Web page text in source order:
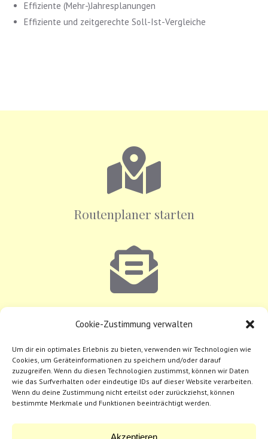
Cookie-Zustimmung verwalten
Um dir ein optimales Erlebnis zu bieten, verwenden wir Technologien wie
Cookies, um Geräteinformationen zu speichern und/oder darauf
zuzugreifen. Wenn du diesen Technologien zustimmst, können wir Daten
wie das Surfverhalten oder eindeutige IDs auf dieser Website verarbeiten.
Wenn du deine Zustimmung nicht erteilst oder zurückziehst, können
bestimmte Merkmale und Funktionen beeinträchtigt werden.
Akzeptieren
Effiziente (Mehr-)Jahresplanungen
Effiziente und zeitgerechte Soll-Ist-Vergleiche
Routenplaner starten
Telefon:+43 1 890 44 17-0
Mobil:+43 664 394 87 89